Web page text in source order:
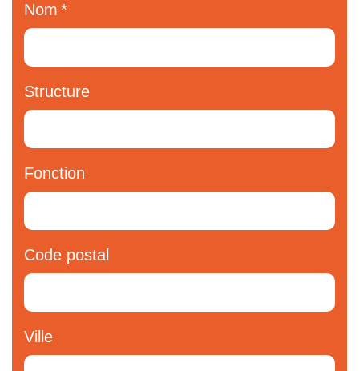
Nom
Structure
Fonction
Code postal
Ville